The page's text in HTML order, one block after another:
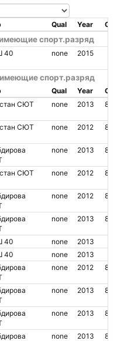
спорт.разряд
Qual Year
40 none 2015
спорт.разряд
Qual Year
СЮТ none 2013
СЮТ none 2012
none 2013
СЮТ none 2012
none 2012
none 2013
40 none
2013
40 none
2013
none 2012
none 2013
none 2013
none 2013